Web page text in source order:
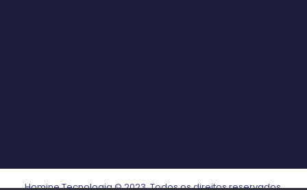
Homine Tecnologia © 2023. Todos os direitos reservados.